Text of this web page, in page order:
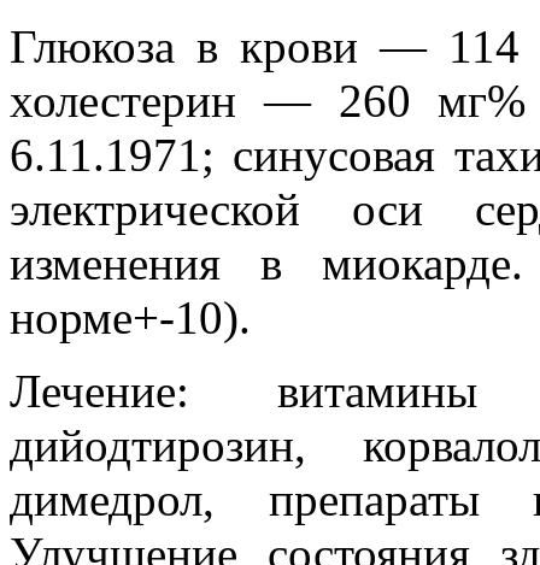
Глюкоза в крови — 114
холестерин — 260
6.11.1971; синусовая
электрической оси
изменения в
норме+-10).
Лечение:
дийодтирозин,
димедрол, препараты
Улучшение состояния